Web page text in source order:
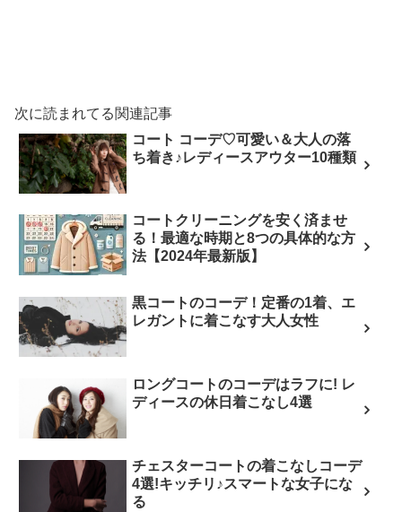
次に読まれてる関連記事
コート コーデ♡可愛い＆大人の落
ち着き♪レディースアウター10種類
コートクリーニングを安く済ませ
る！最適な時期と8つの具体的な方
法【2024年最新版】
黒コートのコーデ！定番の1着、エ
レガントに着こなす大人女性
ロングコートのコーデはラフに! レ
ディースの休日着こなし4選
チェスターコートの着こなしコーデ
4選!キッチリ♪スマートな女子にな
る